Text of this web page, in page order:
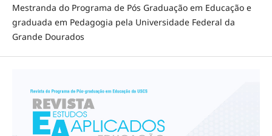
Mestranda do Programa de Pós Graduação em Educação e
graduada em Pedagogia pela Universidade Federal da
Grande Dourados